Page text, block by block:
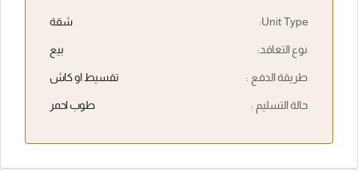
Unit Type: شقة
نوع التعاقد: بيع
طريقة الدفع : تقسيط او كاش
حالة التسليم : طوب احمر